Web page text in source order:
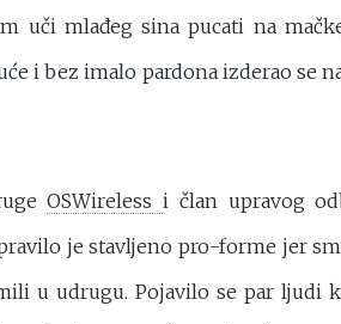
uči mlađeg sina pucati na
i bez imalo pardona izderao se
OSWirelessi član upravog
je stavljeno pro-forme jer
u udrugu. Pojavilo se par ljudi